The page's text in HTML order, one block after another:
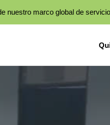
nuestro marco global de servicio